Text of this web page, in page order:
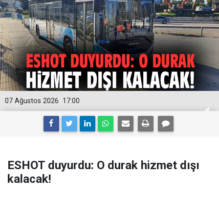
17:00
07 Ağustos 2026
ESHOT duyurdu: O durak hizmet dışı
kalacak!